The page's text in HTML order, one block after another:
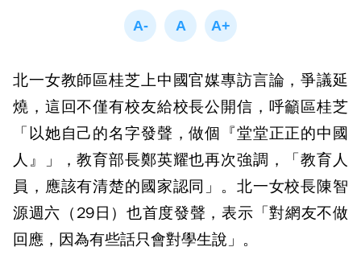
北一女教師區桂芝上中國官媒專訪言論，爭議延
燒，這回不僅有校友給校長公開信，呼籲區桂芝
「以她自己的名字發聲，做個『堂堂正正的中國
人』」，教育部長鄭英耀也再次強調，「教育人
員，應該有清楚的國家認同」。北一女校長陳智
源週六（29日）也首度發聲，表示「對網友不做
回應，因為有些話只會對學生說」。